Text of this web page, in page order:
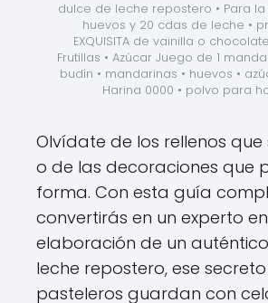
dulce de leche repostero • Para
huevos y 20 cdas de leche •
EXQUISITA de vainilla o
Frutillas • Azúcar Juego de 1
budín • mandarinas • huevos •
Harina 0000 • polvo para
Olvídate de los rellenos que
o de las decoraciones que
forma. Con esta guía
convertirás en un experto
elaboración de un
leche repostero, ese
pasteleros guardan con